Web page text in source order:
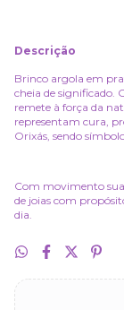
Descrição
Brinco argola em
cheia de significado.
remete à força da
representam cura,
Orixás, sendo
Com movimento
de joias com
dia.